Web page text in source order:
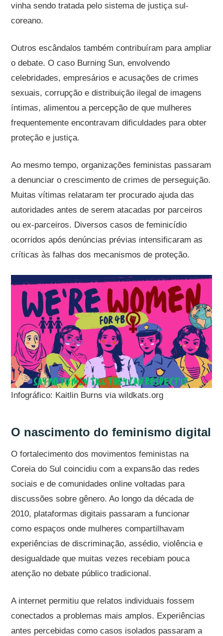
vinha sendo tratada pelo sistema de justiça sul-
coreano.
Outros escândalos também contribuíram para ampliar
o debate. O caso Burning Sun, envolvendo
celebridades, empresários e acusações de crimes
sexuais, corrupção e distribuição ilegal de imagens
íntimas, alimentou a percepção de que mulheres
frequentemente encontravam dificuldades para obter
proteção e justiça.
Ao mesmo tempo, organizações feministas passaram
a denunciar o crescimento de crimes de perseguição.
Muitas vítimas relataram ter procurado ajuda das
autoridades antes de serem atacadas por parceiros
ou ex-parceiros. Diversos casos de feminicídio
ocorridos após denúncias prévias intensificaram as
críticas às falhas dos mecanismos de proteção.
Infográfico: Kaitlin Burns via wildkats.org
O nascimento do feminismo digital
O fortalecimento dos movimentos feministas na
Coreia do Sul coincidiu com a expansão das redes
sociais e de comunidades online voltadas para
discussões sobre gênero. Ao longo da década de
2010, plataformas digitais passaram a funcionar
como espaços onde mulheres compartilhavam
experiências de discriminação, assédio, violência e
desigualdade que muitas vezes recebiam pouca
atenção no debate público tradicional.
A internet permitiu que relatos individuais fossem
conectados a problemas mais amplos. Experiências
antes percebidas como casos isolados passaram a